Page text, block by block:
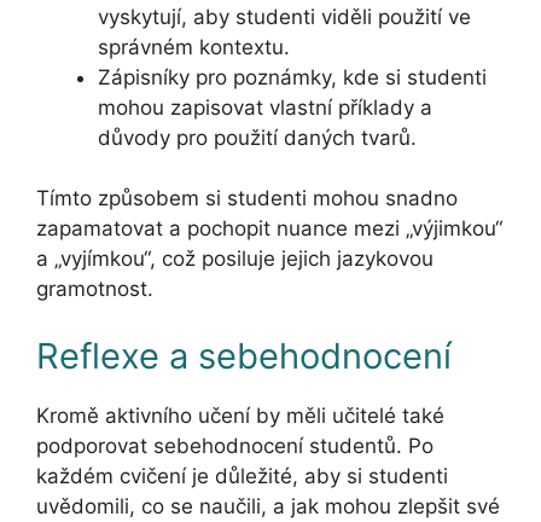
vyskytují, aby studenti viděli použití ve
správném kontextu.
Zápisníky pro poznámky, kde si studenti
mohou zapisovat vlastní příklady a
důvody pro použití daných tvarů.
Tímto způsobem si studenti mohou snadno
zapamatovat a pochopit nuance mezi „výjimkou“
a „vyjímkou“, což posiluje jejich jazykovou
gramotnost.
Reflexe a sebehodnocení
Kromě aktivního učení by měli učitelé také
podporovat sebehodnocení studentů. Po
každém cvičení je důležité, aby si studenti
uvědomili, co se naučili, a jak mohou zlepšit své